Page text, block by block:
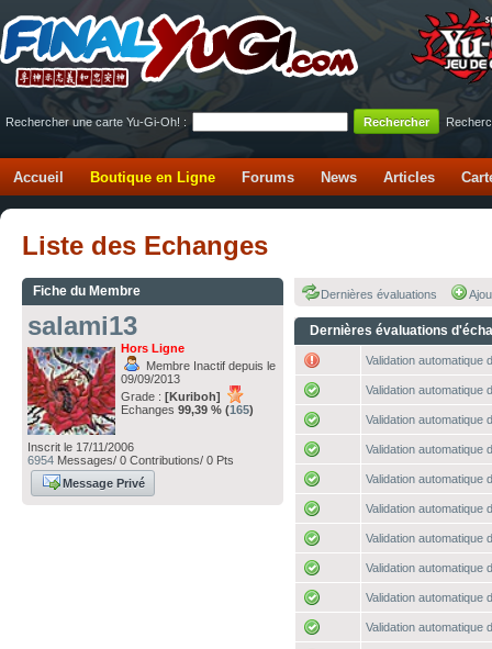
Rechercher une carte Yu-Gi-Oh! :
Accueil Boutique en Ligne Forums News Articles
Liste des Echanges
Fiche du Membre
salami13
Hors Ligne
Membre Inactif depuis le
09/09/2013
Grade : [Kuriboh]
Echanges 99,39 % (165)
Inscrit le 17/11/2006
6954 Messages/ 0 Contributions/ 0 Pts
Message Privé
Dernières évaluations
Dernières évaluations
Validation automatique
Validation automatique
Validation automatique
Validation automatique
Validation automatique
Validation automatique
Validation automatique
Validation automatique
Validation automatique
Validation automatique